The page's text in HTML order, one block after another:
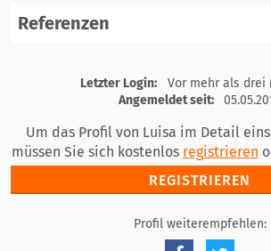
Referenzen
einloggen
Letzter Login:
Vor mehr als drei
Angemeldet seit:
Um das Profil von Luisa im Detail
müssen Sie sich kostenlos registrieren
REGISTRIEREN
Profil weiterempfehlen: